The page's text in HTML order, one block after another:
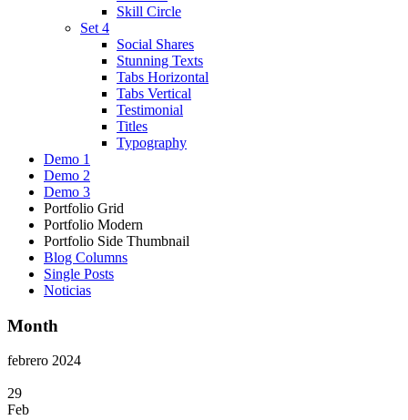
Skill Circle
Set 4
Social Shares
Stunning Texts
Tabs Horizontal
Tabs Vertical
Testimonial
Titles
Typography
Demo 1
Demo 2
Demo 3
Portfolio Grid
Portfolio Modern
Portfolio Side Thumbnail
Blog Columns
Single Posts
Noticias
Month
febrero 2024
29
Feb